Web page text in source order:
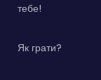
тебе!
Як грати?